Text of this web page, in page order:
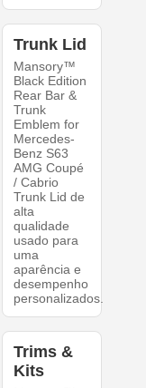
Trunk Lid
Mansory™
Black Edition
Rear Bar &
Trunk
Emblem for
Mercedes-
Benz S63
AMG Coupé
/ Cabrio
Trunk Lid de
alta
qualidade
usado para
uma
aparência e
desempenho
personalizados.
Trims &
Kits